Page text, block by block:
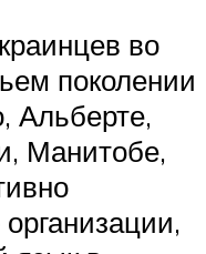
во
поколении
Альберте,
Манитобе,